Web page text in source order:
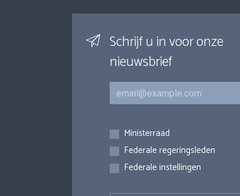
Schrijf u in voor onze
nieuwsbrief
E-mail
Inschrijvingen
Ministerraad
Federale regeringsleden
Federale instellingen